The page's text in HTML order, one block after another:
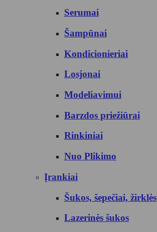
Serumai
Šampūnai
Kondicionieriai
Losjonai
Modeliavimui
Barzdos priežiūrai
Rinkiniai
Nuo Plikimo
Įrankiai
Šukos, šepečiai, žirklės
Lazerinės šukos